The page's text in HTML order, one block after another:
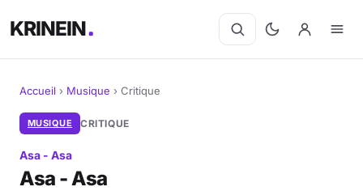
KRINEIN
Cinéma
Séries
Accueil › Musique › Critique
MUSIQUE CRITIQUE
Asa - Asa
Asa - Asa